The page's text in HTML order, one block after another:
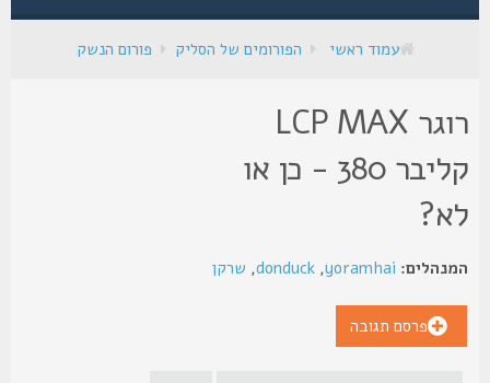
עמוד ראשי הפורומים של הסליק פורום הנשק
רוגר LCP MAX
קליבר 380 - כן או
yoramhai
,
donduck
,שרקן
פרסם תגובה